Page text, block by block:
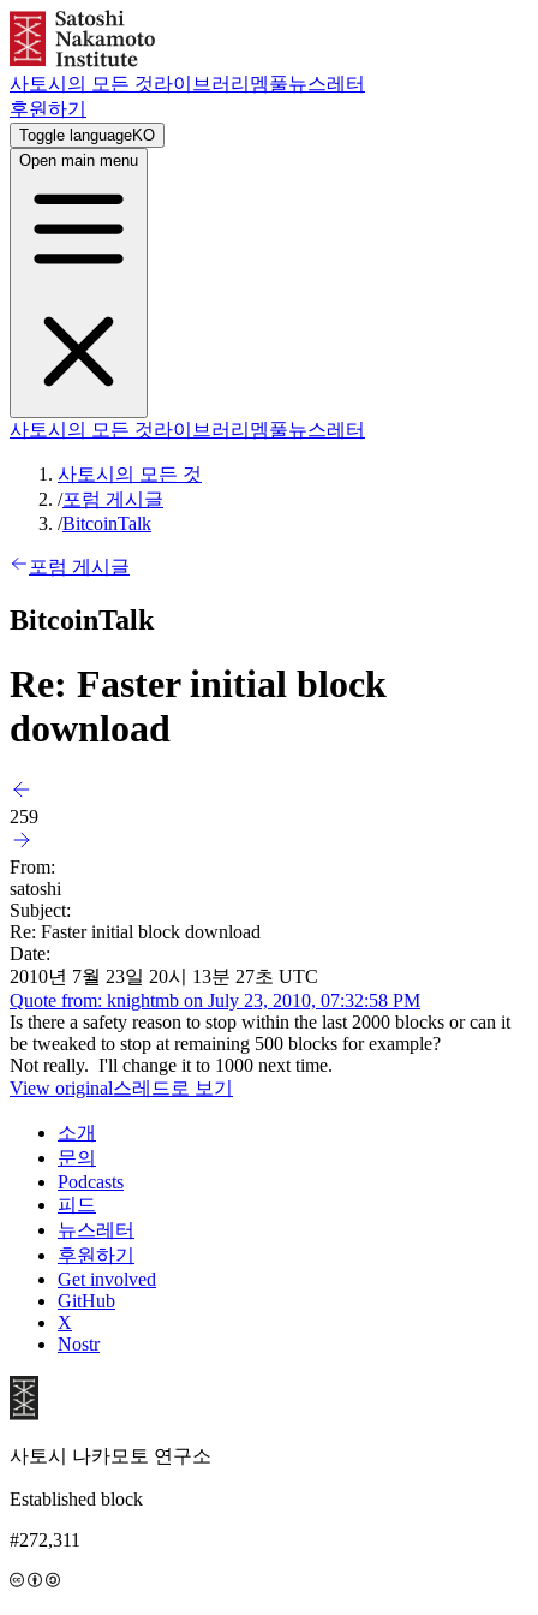
사토시의 모든 것라이브러리 멤풀뉴스레터
후원하기
Toggle languageKO
Open main menu
사토시의 모든 것라이브러리 멤풀뉴스레터
사토시의 모든 것
/포럼 게시글
/BitcoinTalk
포럼 게시글
BitcoinTalk
Re: Faster initial block
download
259
From:
satoshi
Subject:
Re: Faster initial block download
Date:
2010년 7월 23일 20시 13분 27초 UTC
Quote from: knightmb on July 23, 2010, 07:32:58 PM
Is there a safety reason to stop within the last 2000 blocks or can it
be tweaked to stop at remaining 500 blocks for example?
Not really. I'll change it to 1000 next time.
View original스레드로 보기
소개
문의
Podcasts
피드
뉴스레터
후원하기
Get involved
GitHub
X
Nostr
사토시 나카모토 연구소
Established block
#272,311